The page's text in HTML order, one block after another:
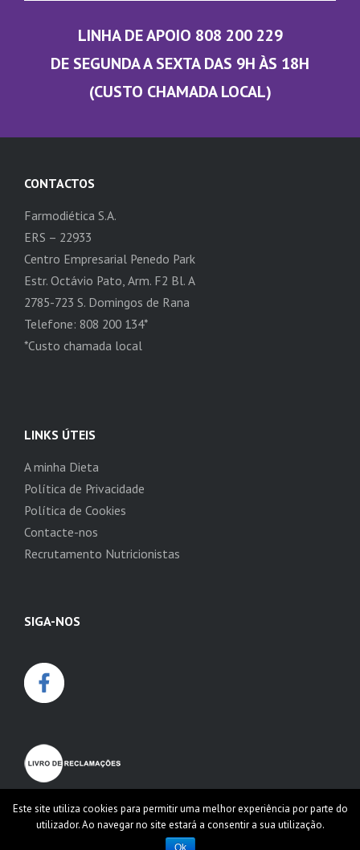
LINHA DE APOIO 808 200 229
DE SEGUNDA A SEXTA DAS 9H ÀS 18H
(CUSTO CHAMADA LOCAL)
CONTACTOS
Farmodiética S.A.
ERS – 22933
Centro Empresarial Penedo Park
Estr. Octávio Pato, Arm. F2 Bl. A
2785-723 S. Domingos de Rana
Telefone: 808 200 134*
*Custo chamada local
LINKS ÚTEIS
A minha Dieta
Política de Privacidade
Política de Cookies
Contacte-nos
Recrutamento Nutricionistas
SIGA-NOS
Este site utiliza cookies para permitir uma melhor experiência por parte do
utilizador. Ao navegar no site estará a consentir a sua utilização.
Ok